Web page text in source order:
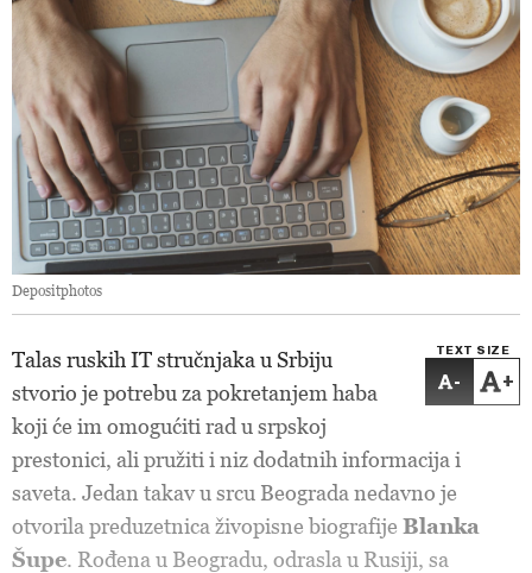
Depositphotos
TEXT SIZE
- +
Talas ruskih IT stručnjaka u Srbiju
stvorio je potrebu za pokretanjem haba
koji će im omogućiti rad u srpskoj
prestonici, ali pružiti i niz dodatnih informacija i
saveta. Jedan takav u srcu Beograda nedavno je
otvorila preduzetnica živopisne biografije Blanka
Šupe. Rođena u Beogradu, odrasla u Rusiji, sa